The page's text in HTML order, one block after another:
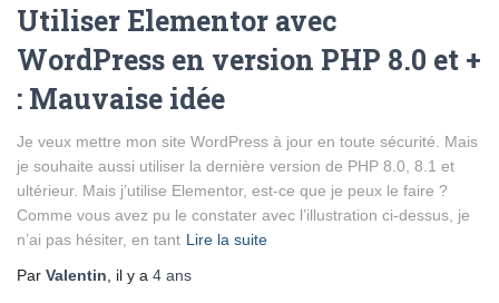
Utiliser Elementor avec
WordPress en version PHP 8.0 et +
: Mauvaise idée
Je veux mettre mon site WordPress à jour en toute sécurité. Mais
je souhaite aussi utiliser la dernière version de PHP 8.0, 8.1 et
ultérieur. Mais j’utilise Elementor, est-ce que je peux le faire ?
Comme vous avez pu le constater avec l’illustration ci-dessus, je
n’ai pas hésiter, en tant Lire la suite
Par Valentin , il y a 4 ans